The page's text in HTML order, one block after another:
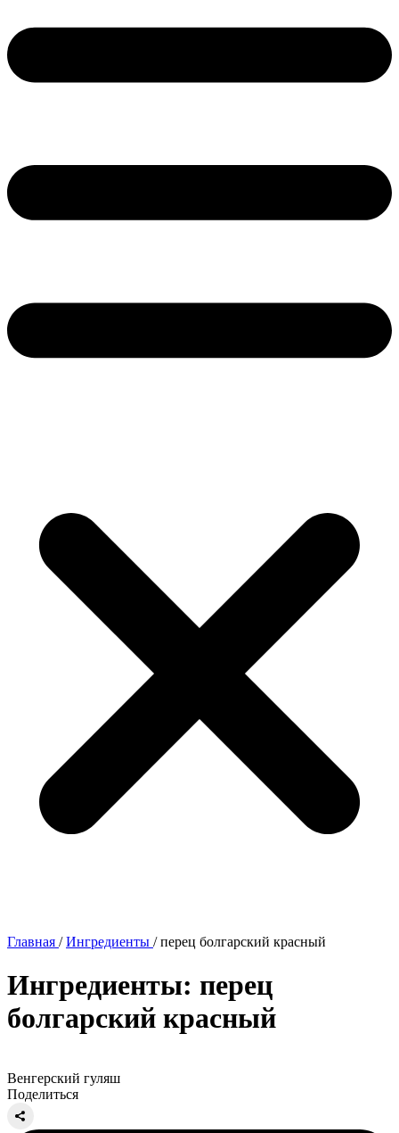
Главная /Ингредиенты /перец болгарский красный
Ингредиенты: перец
болгарский красный
Венгерский гуляш
Поделиться